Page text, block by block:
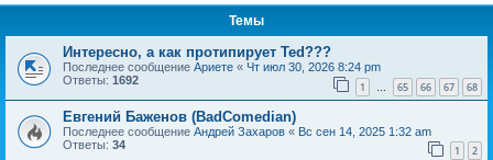
Темы
Интересно, а как протипирует Ted???
Последнее сообщение Ариете « Чт июл 30, 2026 8:24 pm
Ответы: 1692 1 … 65 66 67 68
Евгений Баженов (BadComedian)
Последнее сообщение Андрей Захаров « Вс сен 14, 2025 1:32 am
Ответы: 34 1 2